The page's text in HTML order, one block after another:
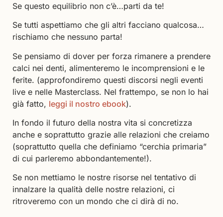
Se questo equilibrio non c’è…parti da te!
Se tutti aspettiamo che gli altri facciano qualcosa…
rischiamo che nessuno parta!
Se pensiamo di dover per forza rimanere a prendere
calci nei denti, alimenteremo le incomprensioni e le
ferite. (approfondiremo questi discorsi negli eventi
live e nelle Masterclass. Nel frattempo, se non lo hai
già fatto, leggi il nostro ebook).
In fondo il futuro della nostra vita si concretizza
anche e soprattutto grazie alle relazioni che creiamo
(soprattutto quella che definiamo “cerchia primaria”
di cui parleremo abbondantemente!).
Se non mettiamo le nostre risorse nel tentativo di
innalzare la qualità delle nostre relazioni, ci
ritroveremo con un mondo che ci dirà di no.